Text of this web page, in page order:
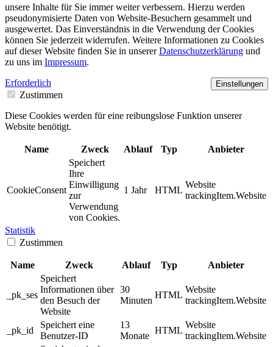
unsere Inhalte für Sie immer weiter verbessern. Hierzu werden
pseudonymisierte Daten von Website-Besuchern gesammelt und
ausgewertet. Das Einverständnis in die Verwendung der Cookies
können Sie jederzeit widerrufen. Weitere Informationen zu Cookies
auf dieser Website finden Sie in unsererDatenschutzerklärung und
zu uns im Impressum.
Einstellungen
Erforderlich
Zustimmen
Diese Cookies werden für eine reibungslose Funktion unserer
Website benötigt.
Name Zweck Ablauf Typ Anbieter
CookieConsent
Speichert
Ihre
Einwilligung
zur
Verwendung
von Cookies.
1 Jahr HTML
Website
trackingItem.Website
Statistik
Zustimmen
Name Zweck Ablauf Typ Anbieter
_pk_ses
Speichert
Informationen über
den Besuch der
Website
30
Minuten
HTML
Website
trackingItem.Website
_pk_id
Speichert eine
Benutzer-ID
13
Monate
HTML
Website
trackingItem.Website